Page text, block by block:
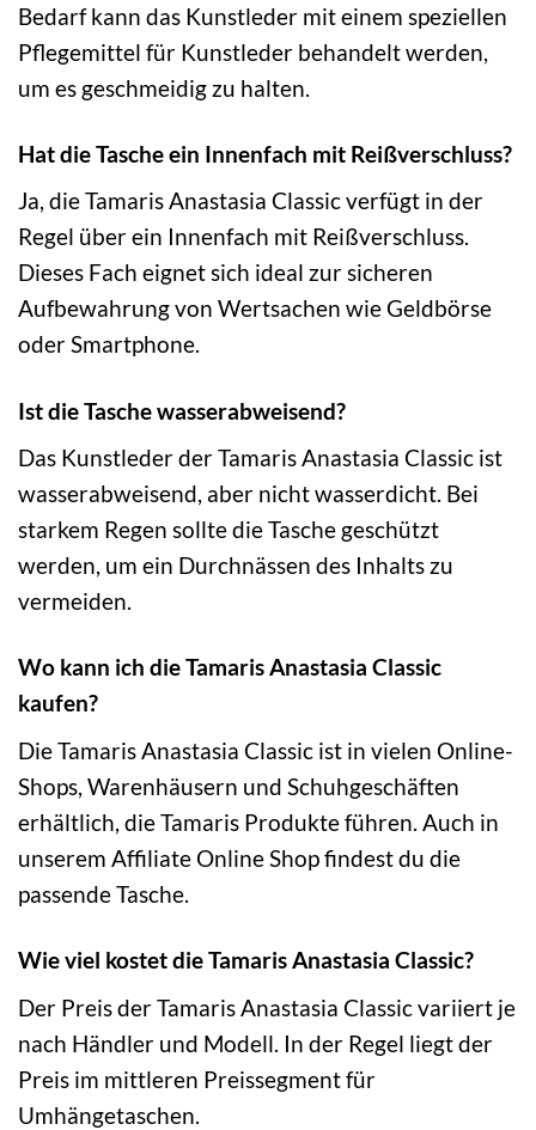
Bedarf kann das Kunstleder mit einem speziellen
Pflegemittel für Kunstleder behandelt werden,
um es geschmeidig zu halten.
Hat die Tasche ein Innenfach mit Reißverschluss?
Ja, die Tamaris Anastasia Classic verfügt in der
Regel über ein Innenfach mit Reißverschluss.
Dieses Fach eignet sich ideal zur sicheren
Aufbewahrung von Wertsachen wie Geldbörse
oder Smartphone.
Ist die Tasche wasserabweisend?
Das Kunstleder der Tamaris Anastasia Classic ist
wasserabweisend, aber nicht wasserdicht. Bei
starkem Regen sollte die Tasche geschützt
werden, um ein Durchnässen des Inhalts zu
vermeiden.
Wo kann ich die Tamaris Anastasia Classic
kaufen?
Die Tamaris Anastasia Classic ist in vielen Online-
Shops, Warenhäusern und Schuhgeschäften
erhältlich, die Tamaris Produkte führen. Auch in
unserem Affiliate Online Shop findest du die
passende Tasche.
Wie viel kostet die Tamaris Anastasia Classic?
Der Preis der Tamaris Anastasia Classic variiert je
nach Händler und Modell. In der Regel liegt der
Preis im mittleren Preissegment für
Umhängetaschen.